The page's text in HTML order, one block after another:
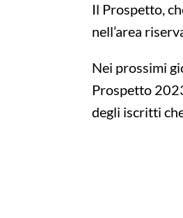
Il Prospetto,
nell’area
Nei prossimi
Prospetto
degli iscritti